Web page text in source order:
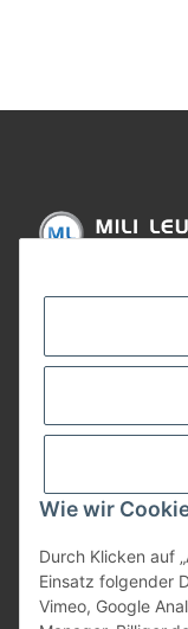
Wie wir
Durch Klicken auf
Einsatz folgender
Vimeo, Google
Gesetzliche
Bezahlung